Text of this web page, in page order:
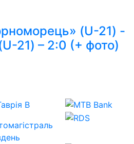
(U-21) -
21) – 2:0 (+ фото)